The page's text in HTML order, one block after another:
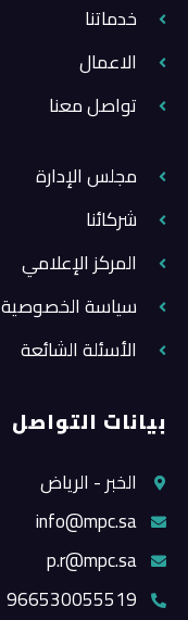
خدماتنا
الاعمال
تواصل معنا
مجلس الإدارة
شركائنا
المركز الإعلامي
سياسة الخصوصية
الأسئلة الشائعة
بيانات التواصل
الخبر - الرياض
info@mpc.sa
p.r@mpc.sa
966530055519